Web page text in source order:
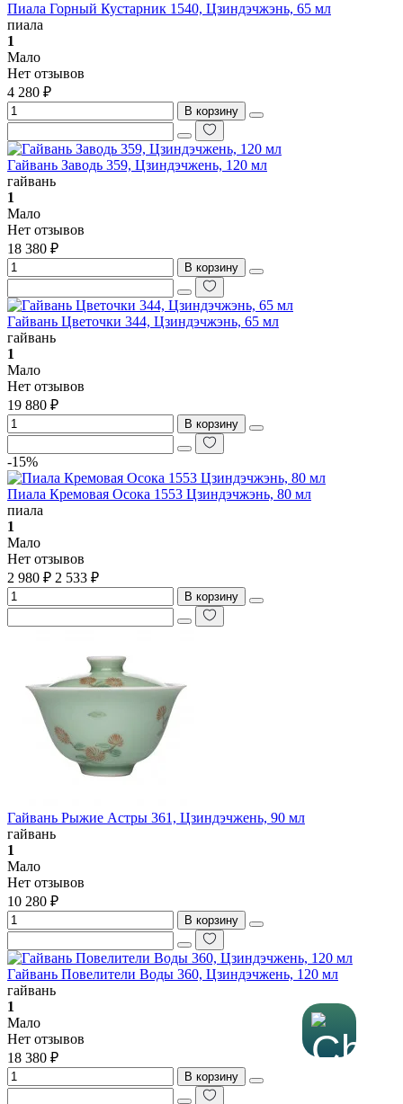
Пиала Горный Кустарник 1540, Цзиндэчжэнь, 65 мл
пиала
1
Мало
Нет отзывов
4 280 ₽
В корзину
Гайвань Заводь 359, Цзиндэчжень, 120 мл
гайвань
1
Мало
Нет отзывов
18 380 ₽
В корзину
Гайвань Цветочки 344, Цзиндэчжэнь, 65 мл
гайвань
1
Мало
Нет отзывов
19 880 ₽
В корзину
-15%
Пиала Кремовая Осока 1553 Цзиндэчжэнь, 80 мл
пиала
1
Мало
Нет отзывов
2 980 ₽ 2 533 ₽
В корзину
Гайвань Рыжие Астры 361, Цзиндэчжень, 90 мл
гайвань
1
Мало
Нет отзывов
10 280 ₽
В корзину
Гайвань Повелители Воды 360, Цзиндэчжень, 120 мл
гайвань
1
Мало
Нет отзывов
18 380 ₽
В корзину